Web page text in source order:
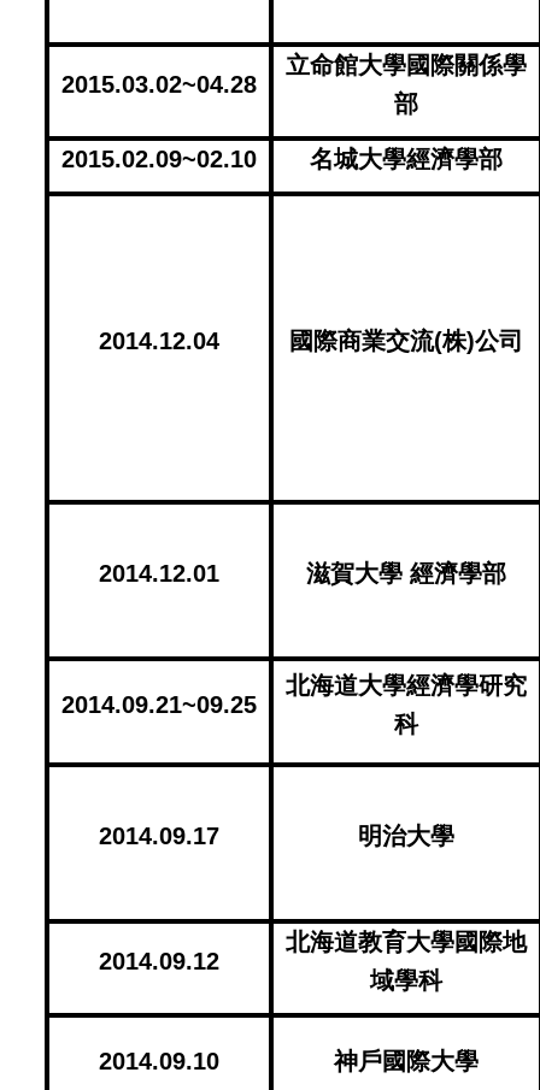
2015.03.02~04.28
立命館大學國際關係學
部
2015.02.09~02.10 名城大學經濟學部
2014.12.04 國際商業交流(株)公司
2014.12.01 滋賀大學 經濟學部
2014.09.21~09.25
北海道大學經濟學研究
科
2014.09.17 明治大學
2014.09.12
北海道教育大學國際地
域學科
2014.09.10 神戶國際大學